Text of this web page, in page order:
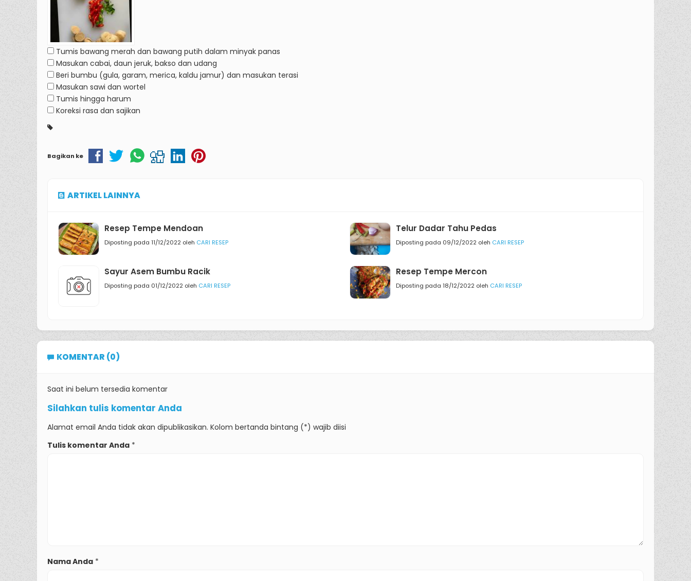
Tumis bawang merah dan bawang putih dalam minyak panas
Masukan cabai, daun jeruk, bakso dan udang
Beri bumbu (gula, garam, merica, kaldu jamur) dan masukan terasi
Masukan sawi dan wortel
Tumis hingga harum
Koreksi rasa dan sajikan
Bagikan ke
ARTIKEL LAINNYA
Resep Tempe Mendoan
Diposting pada 11/12/2022 oleh CARI RESEP
Telur Dadar Tahu Pedas
Diposting pada 09/12/2022 oleh CARI RESEP
Sayur Asem Bumbu Racik
Diposting pada 01/12/2022 oleh CARI RESEP
Resep Tempe Mercon
Diposting pada 18/12/2022 oleh CARI RESEP
KOMENTAR (0)
Saat ini belum tersedia komentar
Silahkan tulis komentar Anda
Alamat email Anda tidak akan dipublikasikan. Kolom bertanda bintang (*) wajib diisi
Tulis komentar Anda *
Nama Anda *